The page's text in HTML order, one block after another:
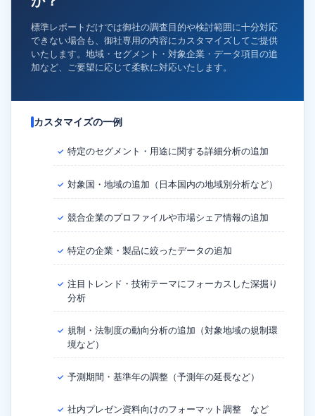
標準レポートだけでは御社の調査目的や検討範囲に十分対応
できない場合も、御社専用の内容にカスタマイズしてご提供
いたします。地域・セグメント・対象企業・データ項目の追
加など、ご要望に応じて柔軟に対応いたします。
カスタマイズの一例
✓ 特定のセグメント・用途に関する詳細分析の追加
✓ 対象国・地域の追加（日本国内の地域別分析など）
✓ 競合企業のプロファイルや市場シェア情報の追加
✓ 特定の企業・製品に絞ったデータの追加
✓ 注目トレンド・技術テーマにフォーカスした深掘り
分析
✓ 規制・法制度の動向分析の追加（対象地域の規制環
境など）
✓ 予測期間・基準年の調整（予測年の延長など）
✓ 社内プレゼン資料向けのフォーマット調整 など